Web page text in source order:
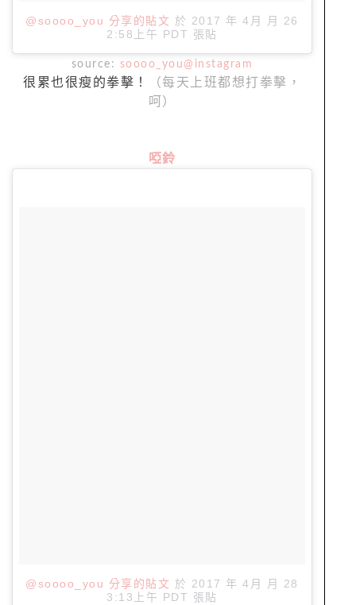
@soooo_you 分享的貼文 於 2017 年 4月 月 26
2:58上午 PDT 張貼
source: soooo_you@instagram
很累也很瘦的拳擊！
（每天上班都想打拳擊，
呵）
啞鈴
@soooo_you 分享的貼文 於 2017 年 4月 月 28
3:13上午 PDT 張貼